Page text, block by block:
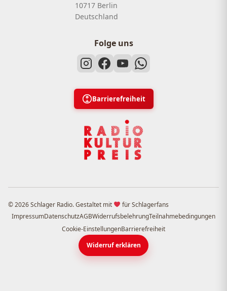
10717 Berlin
Deutschland
Folge uns
Barrierefreiheit
© 2026 Schlager Radio. Gestaltet mit
für Schlagerfans
ImpressumDatenschutzAGBWiderrufsbelehrungTeilnahmebedingungen
Cookie-EinstellungenBarrierefreiheit
Widerruf erklären